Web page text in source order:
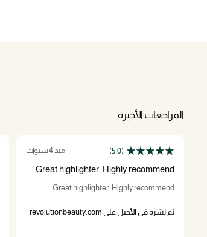
المراجعات الأخيرة
(5.0) منذ 4 سنوات
Great highlighter. Highly recommend
Great highlighter. Highly recommend
تم نشره في الأصل على revolutionbeauty.com